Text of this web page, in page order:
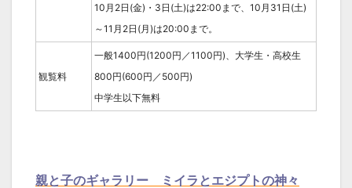
10月2日(金)・3日(土)は22:00まで、10月31日(土)
～11月2日(月)は20:00まで。
観覧料
一般1400円(1200円／1100円)、大学生・高校生
800円(600円／500円)
中学生以下無料
親と子のギャラリー ミイラとエジプトの神々